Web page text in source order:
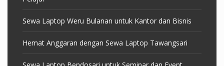
Sewa Laptop Weru Bulanan untuk Kantor dan Bisnis
Hemat Anggaran dengan Sewa Laptop Tawangsari